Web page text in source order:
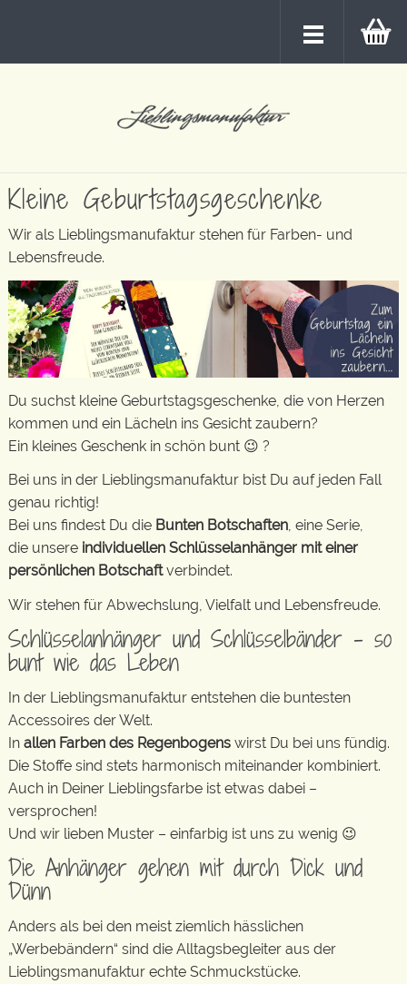
Kleine Geburtstagsgeschenke
Wir als Lieblingsmanufaktur stehen für Farben- und
Lebensfreude.
Du suchst kleine Geburtstagsgeschenke, die von Herzen
kommen und ein Lächeln ins Gesicht zaubern?
Ein kleines Geschenk in schön bunt 😉 ?
Bei uns in der Lieblingsmanufaktur bist Du auf jeden Fall
genau richtig!
Bei uns findest Du die Bunten Botschaften, eine Serie,
die unsere individuellen Schlüsselanhänger mit einer
persönlichen Botschaftverbindet.
Wir stehen für Abwechslung, Vielfalt und Lebensfreude.
Schlüsselanhänger und Schlüsselbänder – so
bunt wie das Leben
In der Lieblingsmanufaktur entstehen die buntesten
Accessoires der Welt.
In allen Farben des Regenbogens wirst Du bei uns fündig.
Die Stoffe sind stets harmonisch miteinander kombiniert.
Auch in Deiner Lieblingsfarbe ist etwas dabei –
versprochen!
Und wir lieben Muster – einfarbig ist uns zu wenig 😉
Die Anhänger gehen mit durch Dick und
Dünn
Anders als bei den meist ziemlich hässlichen
„Werbebändern“ sind die Alltagsbegleiter aus der
Lieblingsmanufaktur echte Schmuckstücke.